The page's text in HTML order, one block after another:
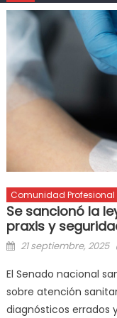
Comunidad Profesional
Se sancionó la
praxis y
21 septiembre, 2025
El Senado nacional
sobre atención
diagnósticos errados